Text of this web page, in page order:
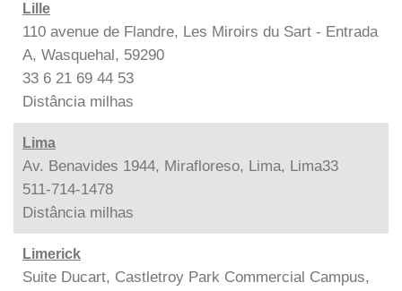
Lille
110 avenue de Flandre, Les Miroirs du Sart - Entrada
A, Wasquehal, 59290
33 6 21 69 44 53
Distância milhas
Lima
Av. Benavides 1944, Mirafloreso, Lima, Lima33
511-714-1478
Distância milhas
Limerick
Suite Ducart, Castletroy Park Commercial Campus,